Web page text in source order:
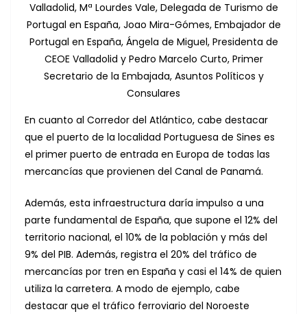
Valladolid, Mª Lourdes Vale, Delegada de Turismo de
Portugal en España, Joao Mira-Gómes, Embajador de
Portugal en España, Ángela de Miguel, Presidenta de
CEOE Valladolid y Pedro Marcelo Curto, Primer
Secretario de la Embajada, Asuntos Políticos y
Consulares
En cuanto al Corredor del Atlántico, cabe destacar
que el puerto de la localidad Portuguesa de Sines es
el primer puerto de entrada en Europa de todas las
mercancías que provienen del Canal de Panamá.
Además, esta infraestructura daría impulso a una
parte fundamental de España, que supone el 12% del
territorio nacional, el 10% de la población y más del
9% del PIB. Además, registra el 20% del tráfico de
mercancías por tren en España y casi el 14% de quien
utiliza la carretera. A modo de ejemplo, cabe
destacar que el tráfico ferroviario del Noroeste